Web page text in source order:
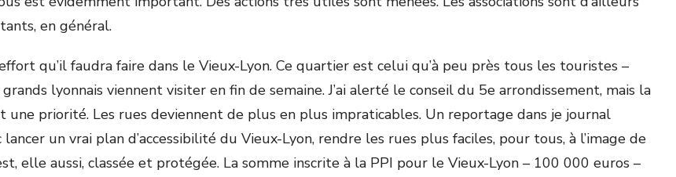
en général.
qu’il faudra faire dans le Vieux-Lyon. Ce quartier est celui qu’à peu près tous les touristes –
lyonnais viennent visiter en fin de semaine. J’ai alerté le conseil du 5e arrondissement, mais la
une priorité. Les rues deviennent de plus en plus impraticables. Un reportage dans je journal
un vrai plan d’accessibilité du Vieux-Lyon, rendre les rues plus faciles, pour tous, à l’image de
elle aussi, classée et protégée. La somme inscrite à la PPI pour le Vieux-Lyon – 100 000 euros –